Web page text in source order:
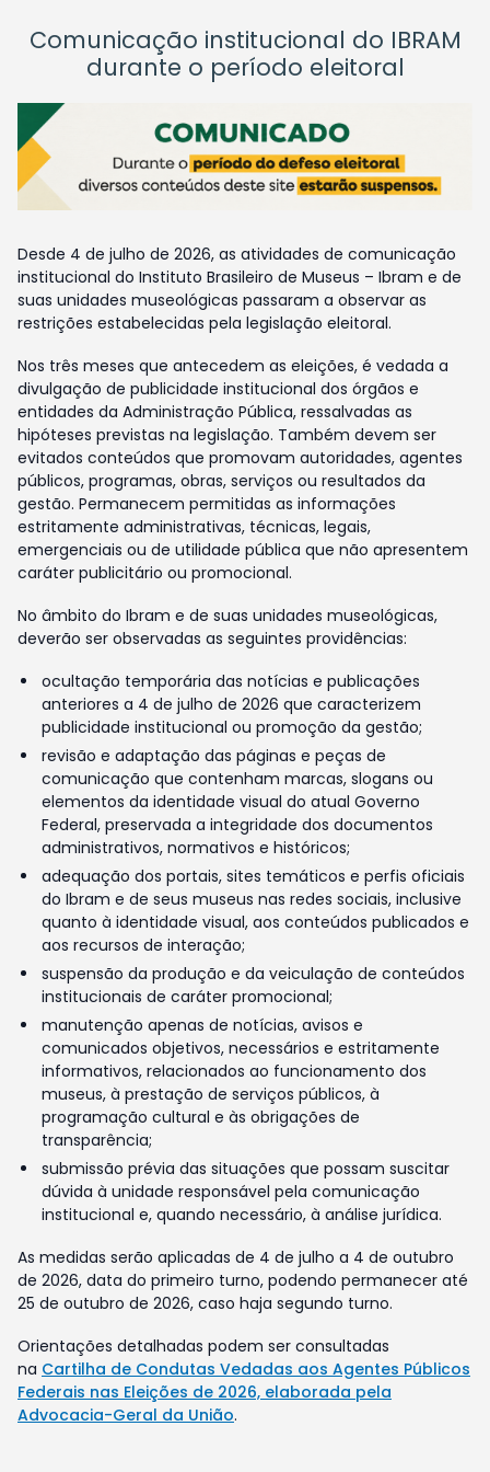
Comunicação institucional do IBRAM
durante o período eleitoral
Desde 4 de julho de 2026, as atividades de comunicação
institucional do Instituto Brasileiro de Museus – Ibram e de
suas unidades museológicas passaram a observar as
restrições estabelecidas pela legislação eleitoral.
Nos três meses que antecedem as eleições, é vedada a
divulgação de publicidade institucional dos órgãos e
entidades da Administração Pública, ressalvadas as
hipóteses previstas na legislação. Também devem ser
evitados conteúdos que promovam autoridades, agentes
públicos, programas, obras, serviços ou resultados da
gestão. Permanecem permitidas as informações
estritamente administrativas, técnicas, legais,
emergenciais ou de utilidade pública que não apresentem
caráter publicitário ou promocional.
No âmbito do Ibram e de suas unidades museológicas,
deverão ser observadas as seguintes providências:
ocultação temporária das notícias e publicações
anteriores a 4 de julho de 2026 que caracterizem
publicidade institucional ou promoção da gestão;
revisão e adaptação das páginas e peças de
comunicação que contenham marcas, slogans ou
elementos da identidade visual do atual Governo
Federal, preservada a integridade dos documentos
administrativos, normativos e históricos;
adequação dos portais, sites temáticos e perfis oficiais
do Ibram e de seus museus nas redes sociais, inclusive
quanto à identidade visual, aos conteúdos publicados e
aos recursos de interação;
suspensão da produção e da veiculação de conteúdos
institucionais de caráter promocional;
manutenção apenas de notícias, avisos e
comunicados objetivos, necessários e estritamente
informativos, relacionados ao funcionamento dos
museus, à prestação de serviços públicos, à
programação cultural e às obrigações de
transparência;
submissão prévia das situações que possam suscitar
dúvida à unidade responsável pela comunicação
institucional e, quando necessário, à análise jurídica.
As medidas serão aplicadas de 4 de julho a 4 de outubro
de 2026, data do primeiro turno, podendo permanecer até
25 de outubro de 2026, caso haja segundo turno.
Orientações detalhadas podem ser consultadas
na Cartilha de Condutas Vedadas aos Agentes Públicos
Federais nas Eleições de 2026, elaborada pela
Advocacia-Geral da União.